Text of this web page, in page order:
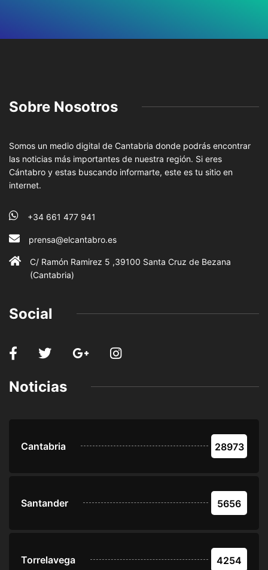
Sobre Nosotros
Somos un medio digital de Cantabria donde podrás encontrar
las noticias más importantes de nuestra región. Si eres
Cántabro y estas buscando informarte, este es tu sitio en
internet.
+34 661 477 941
prensa@elcantabro.es
C/ Ramón Ramirez 5 ,39100 Santa Cruz de Bezana
(Cantabria)
Social
Noticias
Cantabria 28973
Santander 5656
Torrelavega 4254